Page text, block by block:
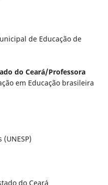
de Educação de
do Ceará/Professora
em Educação brasileira
do Ceará